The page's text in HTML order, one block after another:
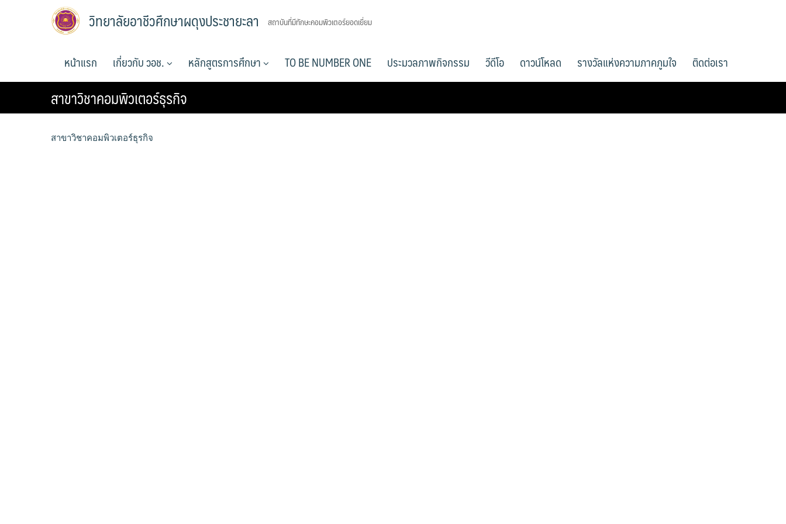
วิทยาลัยอาชีวศึกษาผดุงประชายะลา สถาบันที่มีทักษะคอมพิวเตอร์ยอดเยี่ยม
หน้าแรก เกี่ยวกับ วอช. หลักสูตรการศึกษา TO BE NUMBER ONE ประมวลภาพกิจกรรม วีดีโอ ดาวน์โหลด รางวัลแห่งความภาคภูมใจ ติดต่อเรา
สาขาวิชาคอมพิวเตอร์ธุรกิจ
สาขาวิชาคอมพิวเตอร์ธุรกิจ